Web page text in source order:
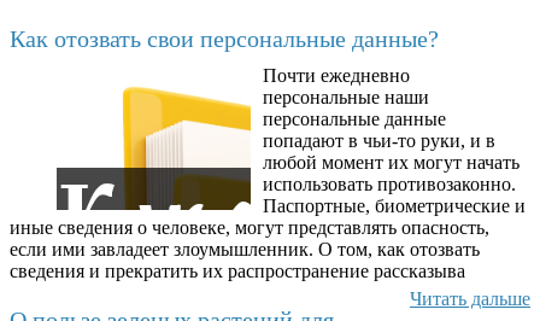
Как отозвать свои персональные данные?
Почти ежедневно
персональные наши
персональные данные
попадают в чьи-то руки, и в
любой момент их могут начать
использовать противозаконно.
Паспортные, биометрические и
иные сведения о человеке, могут представлять опасность,
если ими завладеет злоумышленник. О том, как отозвать
сведения и прекратить их распространение рассказыва
Читать дальше